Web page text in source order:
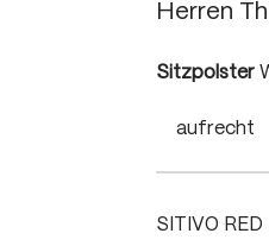
Herren
Sitzpolster
aufrecht
SITIVO RED